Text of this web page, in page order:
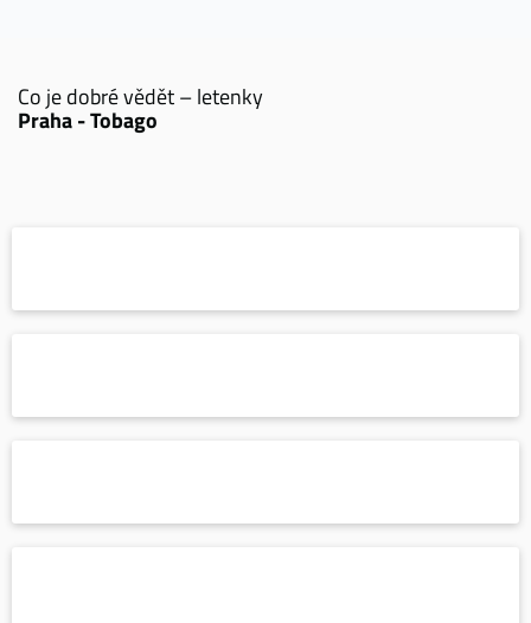
Co je dobré vědět – letenky
Praha - Tobago